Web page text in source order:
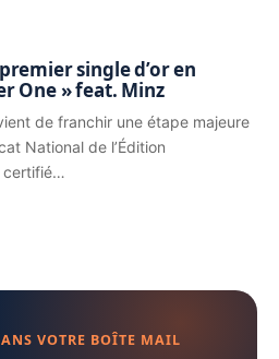
single d’or en
One » feat. Minz
de franchir une étape majeure
National de l’Édition
certifié…
VOTRE BOÎTE MAIL